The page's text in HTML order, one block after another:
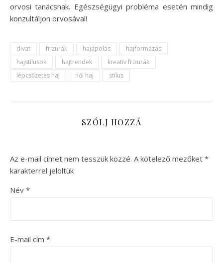
orvosi tanácsnak. Egészségügyi probléma esetén mindig
konzultáljon orvosával!
divat frizurák hajápolás
hajformázás
hajstílusok
hajtrendek
kreatív frizurák
lépcsőzetes haj
női haj stílus
SZÓLJ HOZZÁ
Az e-mail címet nem tesszük közzé. A kötelező mezőket *
karakterrel jelöltük
Név *
E-mail cím *